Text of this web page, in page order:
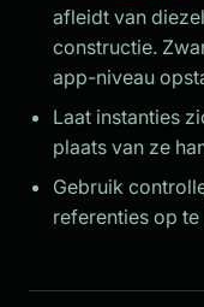
afleidt van
constructie.
app-niveau
Laat instanties
plaats van ze
Gebruik
referenties op te